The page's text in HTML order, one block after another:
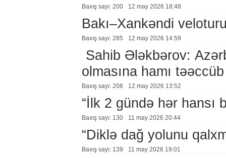
Baxış sayı: 200 12 may 2026 18:48
Bakı–Xankəndi
Baxış sayı: 285 12 may 2026 14:59
Sahib Ələkbərov:
olmasına hamı
Baxış sayı: 208 12 may 2026 13:52
“İlk 2 gündə hər hansı
Baxış sayı: 130 11 may 2026 20:44
“Diklə dağ yolunu
Baxış sayı: 139 11 may 2026 19:01